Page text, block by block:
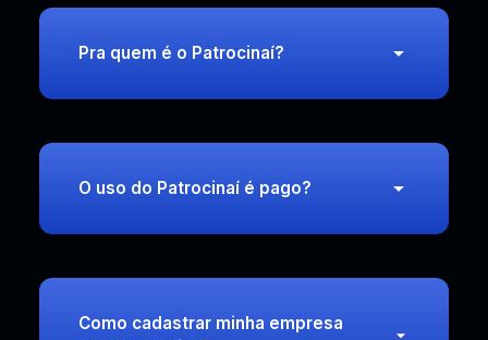
Pra quem é o Patrocinaí?
O uso do Patrocinaí é pago?
Como cadastrar minha empresa